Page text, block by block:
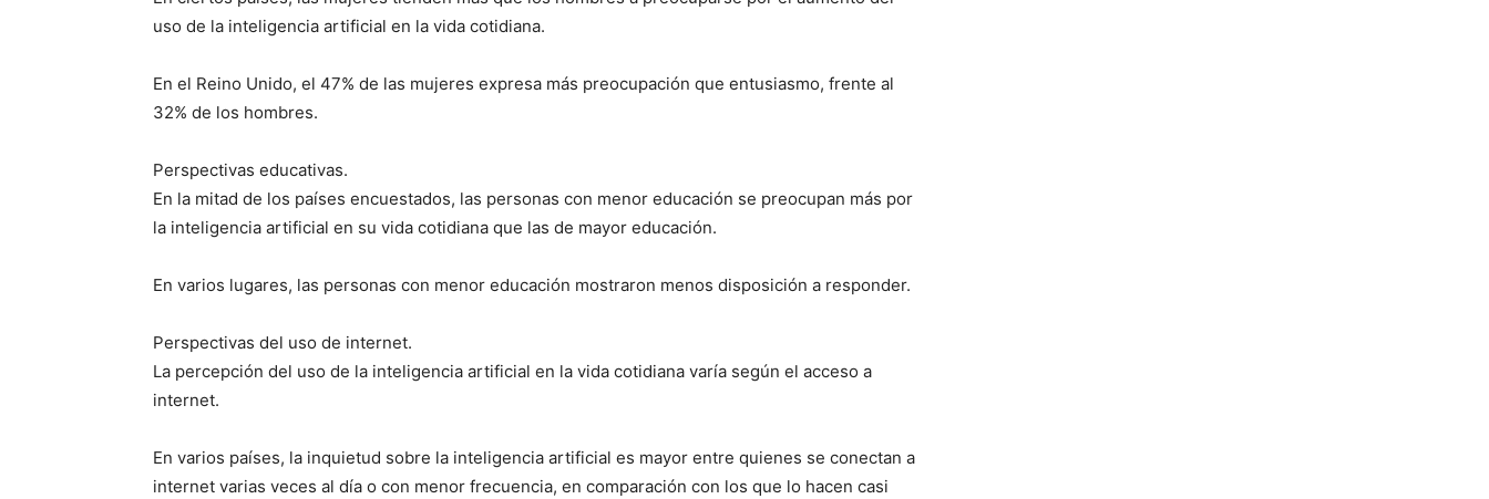
uso de la inteligencia artificial en la vida cotidiana.
En el Reino Unido, el 47% de las mujeres expresa más preocupación que entusiasmo, frente al
32% de los hombres.
Perspectivas educativas.
En la mitad de los países encuestados, las personas con menor educación se preocupan más por
la inteligencia artificial en su vida cotidiana que las de mayor educación.
En varios lugares, las personas con menor educación mostraron menos disposición a responder.
Perspectivas del uso de internet.
La percepción del uso de la inteligencia artificial en la vida cotidiana varía según el acceso a
internet.
En varios países, la inquietud sobre la inteligencia artificial es mayor entre quienes se conectan a
internet varias veces al día o con menor frecuencia, en comparación con los que lo hacen casi